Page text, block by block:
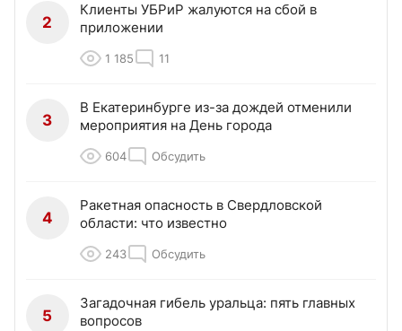
2
Клиенты УБРиР жалуются на сбой в
приложении
1 185 11
3
В Екатеринбурге из-за дождей отменили
мероприятия на День города
604 Обсудить
4
Ракетная опасность в Свердловской
области: что известно
243 Обсудить
5
Загадочная гибель уральца: пять главных
вопросов